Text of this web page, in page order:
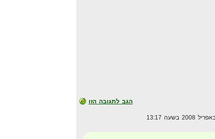
הגב לתגובה הזו